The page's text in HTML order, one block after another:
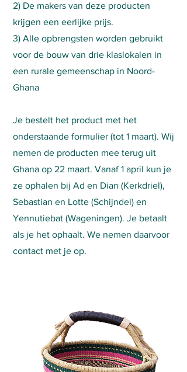
2) De makers van deze producten
krijgen een eerlijke prijs.
3) Alle opbrengsten worden gebruikt
voor de bouw van drie klaslokalen in
een rurale gemeenschap in Noord-
Ghana
Je bestelt het product met het
onderstaande formulier (tot 1 maart). Wij
nemen de producten mee terug uit
Ghana op 22 maart. Vanaf 1 april kun je
ze ophalen bij Ad en Dian (Kerkdriel),
Sebastian en Lotte (Schijndel) en
Yennutiebat (Wageningen). Je betaalt
als je het ophaalt. We nemen daarvoor
contact met je op.